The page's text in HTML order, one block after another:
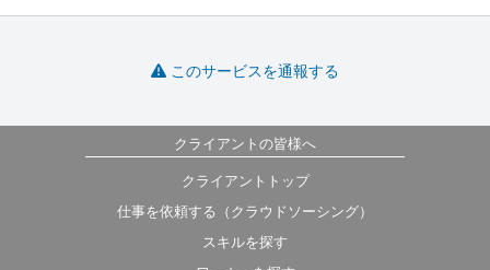
このサービスを通報する
クライアントの皆様へ
クライアントトップ
仕事を依頼する（クラウドソーシング）
スキルを探す